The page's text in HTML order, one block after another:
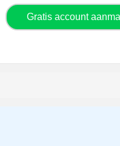
Gratis account